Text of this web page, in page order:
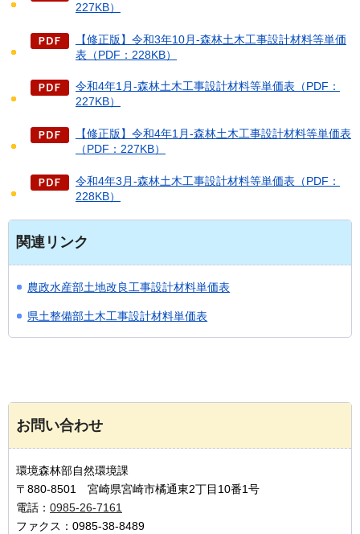
227KB）
【修正版】令和3年10月-森林土木工事設計材料等単価
表（PDF：228KB）
令和4年1月-森林土木工事設計材料等単価表（PDF：
227KB）
【修正版】令和4年1月-森林土木工事設計材料等単価表
（PDF：227KB）
令和4年3月-森林土木工事設計材料等単価表（PDF：
228KB）
関連リンク
農政水産部土地改良工事設計材料単価表
県土整備部土木工事設計材料単価表
お問い合わせ
環境森林部自然環境課
〒880-8501 宮崎県宮崎市橘通東2丁目10番1号
電話： 0985-26-7161
ファクス：0985-38-8489